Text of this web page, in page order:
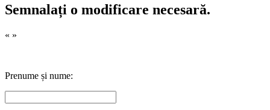
Semnalați o modificare necesară.
« »
Prenume și nume: